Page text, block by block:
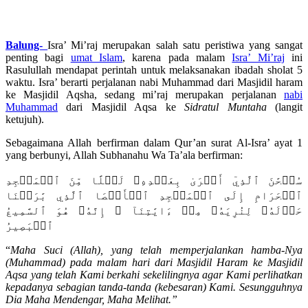
Balung-Isra’ Mi’raj merupakan salah satu peristiwa yang sangat
penting bagi umat Islam, karena pada malamIsra’ Mi’raj ini
Rasulullah mendapat perintah untuk melaksanakan ibadah sholat 5
waktu. Isra’ berarti perjalanan nabi Muhammad dari Masjidil haram
ke Masjidil Aqsha, sedang mi’raj merupakan perjalanan nabi
Muhammad dari Masjidil Aqsa keSidratul Muntaha(langit
ketujuh).
Sebagaimana Allah berfirman dalam Qur’an surat Al-Isra’ ayat 1
yang berbunyi, Allah Subhanahu Wa Ta’ala berfirman:
سُبۡحَٰنَ ٱلَّذِيٓ أَسۡرَىٰ بِعَبۡدِهِۦ لَيۡلًا مِّنَ ٱلۡمَسۡجِدِ
ٱلۡحَرَامِ إِلَى ٱلۡمَسۡجِدِ ٱلۡأَقۡصَا ٱلَّذِي بَٰرَكۡنَا
حَوۡلَهُۥ لِنُرِيَهُۥ مِنۡ ءَايَٰتِنَآ ۚ إِنَّهُۥ هُوَ ٱلسَّمِيعُ
ٱلۡبَصِيرُ
“Maha Suci (Allah), yang telah memperjalankan hamba-Nya
(Muhammad) pada malam hari dari Masjidil Haram ke Masjidil
Aqsa yang telah Kami berkahi sekelilingnya agar Kami perlihatkan
kepadanya sebagian tanda-tanda (kebesaran) Kami. Sesungguhnya
Dia Maha Mendengar, Maha Melihat.”